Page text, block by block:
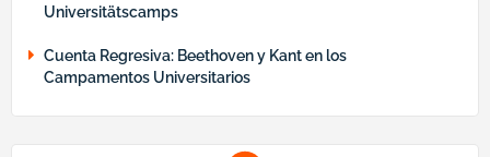
Universitätscamps
Cuenta Regresiva: Beethoven y Kant en los
Campamentos Universitarios